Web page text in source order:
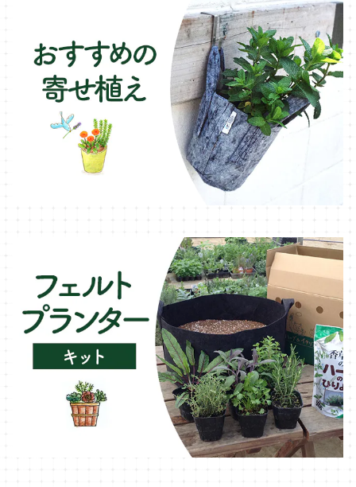
ラベンダー・ハーブ苗
ローズマリー・ハーブ苗
ガーデンベジタ・イタリア野菜